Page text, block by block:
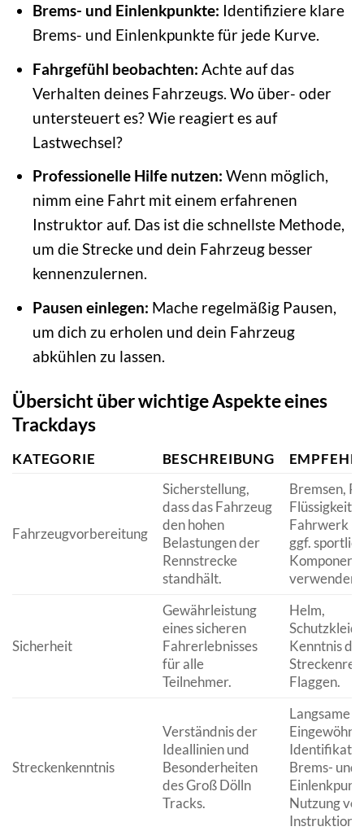
Brems- und Einlenkpunkte: Identifiziere klare
Brems- und Einlenkpunkte für jede Kurve.
Fahrgefühl beobachten: Achte auf das
Verhalten deines Fahrzeugs. Wo über- oder
untersteuert es? Wie reagiert es auf
Lastwechsel?
Professionelle Hilfe nutzen: Wenn möglich,
nimm eine Fahrt mit einem erfahrenen
Instruktor auf. Das ist die schnellste Methode,
um die Strecke und dein Fahrzeug besser
kennenzulernen.
Pausen einlegen: Mache regelmäßig Pausen,
um dich zu erholen und dein Fahrzeug
abkühlen zu lassen.
Übersicht über wichtige Aspekte eines
Trackdays
KATEGORIE BESCHREIBUNG
Fahrzeugvorbereitung
Sicherstellung,
dass das Fahrzeug
den hohen
Belastungen der
Rennstrecke
standhält.
Bremsen,
Fahrwerk
ggf.
verwenden.
Sicherheit
Gewährleistung
eines sicheren
Fahrerlebnisses
für alle
Teilnehmer.
Helm,
Kenntnis
Flaggen.
Streckenkenntnis
Verständnis der
Ideallinien und
Besonderheiten
des Groß Dölln
Tracks.
Langsame
Brems- und
Nutzung von